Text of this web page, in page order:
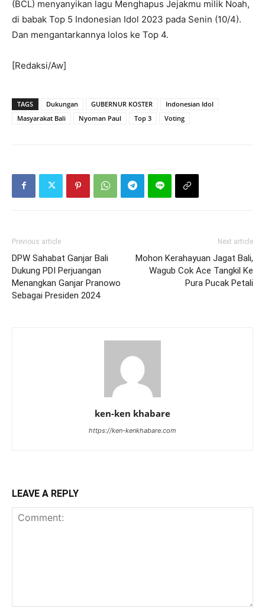
(BCL) menyanyikan lagu Menghapus Jejakmu milik Noah,
di babak Top 5 Indonesian Idol 2023 pada Senin (10/4).
Dan mengantarkannya lolos ke Top 4.
[Redaksi/Aw]
TAGS Dukungan GUBERNUR KOSTER
Indonesian Idol
Masyarakat Bali
Nyoman Paul Top 3 Voting
Previous article
DPW Sahabat Ganjar Bali
Dukung PDI Perjuangan
Menangkan Ganjar Pranowo
Sebagai Presiden 2024
Next article
Mohon Kerahayuan Jagat Bali,
Wagub Cok Ace Tangkil Ke
Pura Pucak Petali
ken-ken khabare
https://ken-kenkhabare.com
LEAVE A REPLY